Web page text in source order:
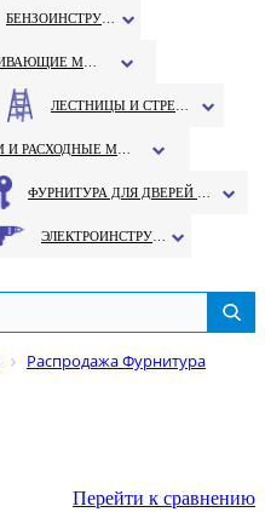
Распродажа Фурнитура
Перейти к сравнению